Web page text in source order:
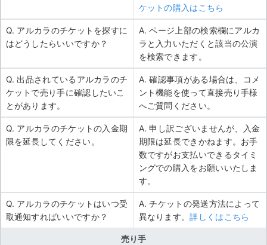
ケットの購入はこちら
Q. アルカラのチケットを探すに
はどうしたらいいですか？
A. ページ上部の検索欄にアルカ
ラと入力いただくと該当の公演
を検索できます。
Q. 出品されているアルカラのチ
ケットで売り手に確認したいこ
とがあります。
A. 確認事項がある場合は、コメ
ント機能を使って直接売り手様
へご質問ください。
Q. アルカラのチケットの入金期
限を延長してください。
A. 申し訳ございませんが、入金
期限は延長できかねます。お手
数ですがお支払いできるタイミ
ングでの購入をお願いいたしま
す。
Q. アルカラのチケットはいつ受
取通知すればいいですか？
A. チケットの発送方法によって
異なります。詳しくはこちら
売り手